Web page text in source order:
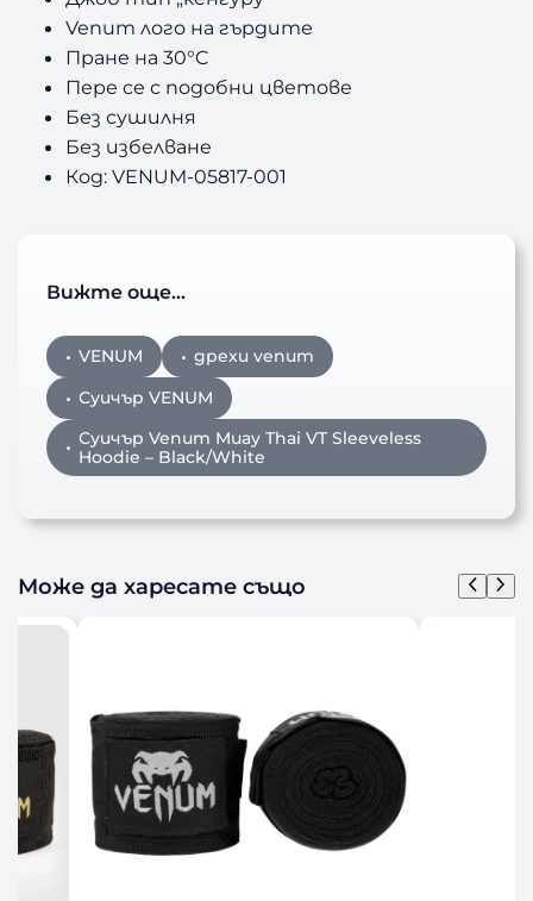
Venum лого на гърдите
Пране на 30°C
Пере се с подобни цветове
Без сушилня
Без избелване
Код: VENUM-05817-001
Вижте още…
VENUM
дрехи venum
Суичър VENUM
Суичър Venum Muay Thai VT Sleeveless
Hoodie – Black/White
Може да харесате също